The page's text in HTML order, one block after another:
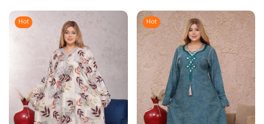
Hot
Hot